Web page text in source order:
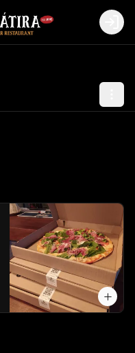
Login